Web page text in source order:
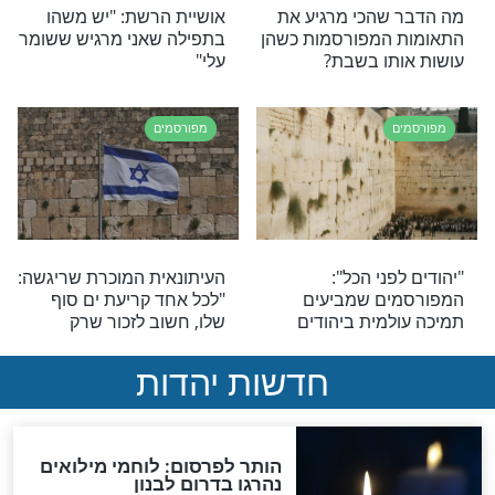
אהבת חינם
הסלב שמברך
ביום הולדתו
מפורסמים
עידן עמדי שחייו ניצלו בנס
את הפציעה הזו לסיפור חיי"
מפורסמים